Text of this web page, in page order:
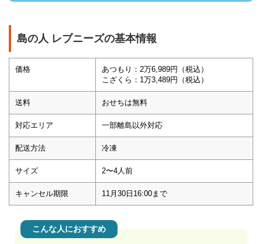
島の人 レブニーズの基本情報
価格
あつもり：2万6,989円（税込）
こざくら：1万3,489円（税込）
送料 おせちは無料
対応エリア 一部離島以外対応
配送方法 冷凍
サイズ 2〜4人前
キャンセル期限 11月30日16:00まで
こんな人におすすめ